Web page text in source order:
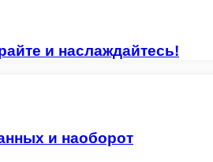
и наслаждайтесь!
и наоборот